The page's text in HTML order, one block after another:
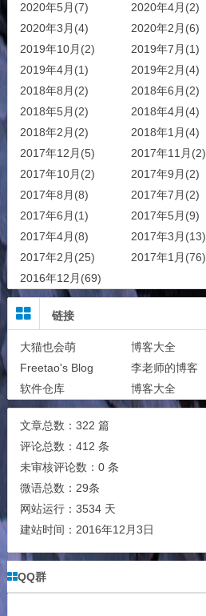
2020年5月(7)
2020年4月(2)
2020年3月(4)
2020年2月(6)
2019年10月(2)
2019年7月(1)
2019年4月(1)
2019年2月(4)
2018年8月(2)
2018年6月(2)
2018年5月(2)
2018年4月(4)
2018年2月(2)
2018年1月(4)
2017年12月(5)
2017年11月(2)
2017年10月(2)
2017年9月(2)
2017年8月(8)
2017年7月(2)
2017年6月(1)
2017年5月(9)
2017年4月(8)
2017年3月(13)
2017年2月(25)
2017年1月(76)
2016年12月(69)
链接
大猫也会萌
博客大全
Freetao's Blog
李老师的博客
软件仓库
博客大全
文章总数：322 篇
评论总数：412 条
未审核评论数：0 条
微语总数：29条
网站运行：3534 天
建站时间：2016年12月3日
QQ群